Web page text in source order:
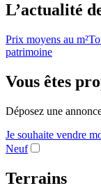
L’actualité
Prix moyens au m²
patrimoine
Vous êtes
Déposez une
Je souhaite vendre
Neuf
Terrains